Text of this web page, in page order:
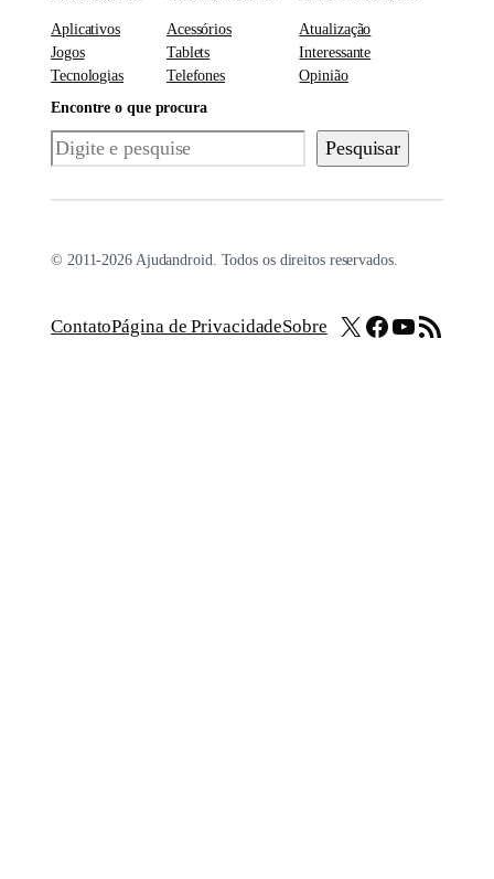
Aplicativos
Jogos
Tecnologias
Acessórios
Tablets
Telefones
Atualização
Interessante
Opinião
Encontre o que procura
Pesquisar Pesquisar
© 2011-2026 Ajudandroid. Todos os direitos reservados.
ContatoPágina de PrivacidadeSobre X Facebook
Youtube
Feed RSS